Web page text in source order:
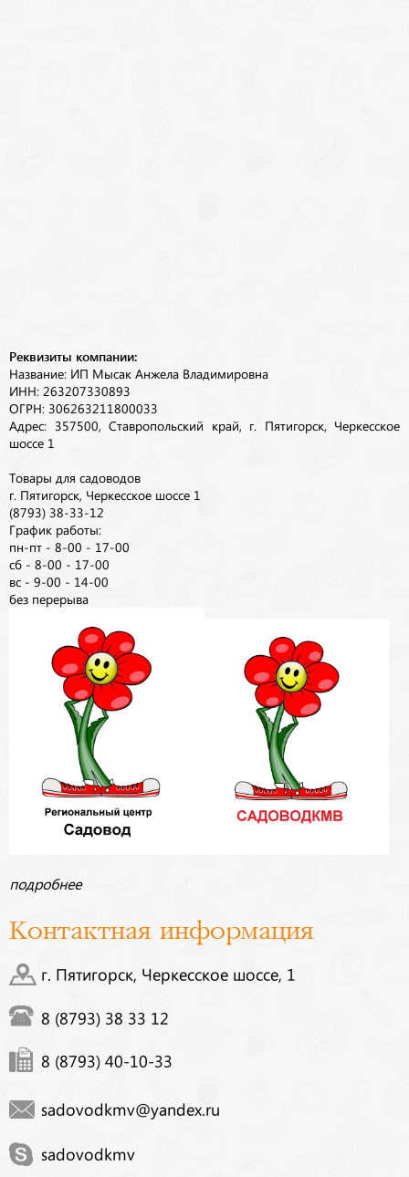
Реквизиты компании:
Название: ИП Мысак Анжела Владимировна
ИНН: 263207330893
ОГРН: 306263211800033
Адрес: 357500, Ставропольский край, г. Пятигорск, Черкесское
шоссе 1
Товары для садоводов
г. Пятигорск, Черкесское шоссе 1
(8793) 38-33-12
График работы:
пн-пт - 8-00 - 17-00
сб - 8-00 - 17-00
вс - 9-00 - 14-00
без перерыва
подробнее
Контактная информация
г. Пятигорск, Черкесское шоссе, 1
8 (8793) 38 33 12
8 (8793) 40-10-33
sadovodkmv@yandex.ru
sadovodkmv